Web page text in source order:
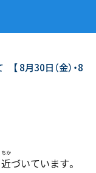
し
8月30日（金）・8
近づいています。